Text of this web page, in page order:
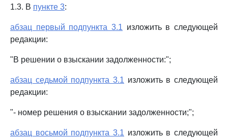
1.3. В пункте 3:
абзац первый подпункта 3.1 изложить в следующей
редакции:
"В решении о взыскании задолженности:";
абзац седьмой подпункта 3.1 изложить в следующей
редакции:
"- номер решения о взыскании задолженности;";
абзац восьмой подпункта 3.1 изложить в следующей